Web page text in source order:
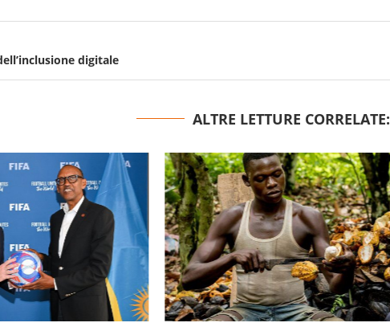
digitale
ALTRE LETTURE CORRELATE: